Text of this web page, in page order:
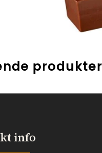
produkter
info